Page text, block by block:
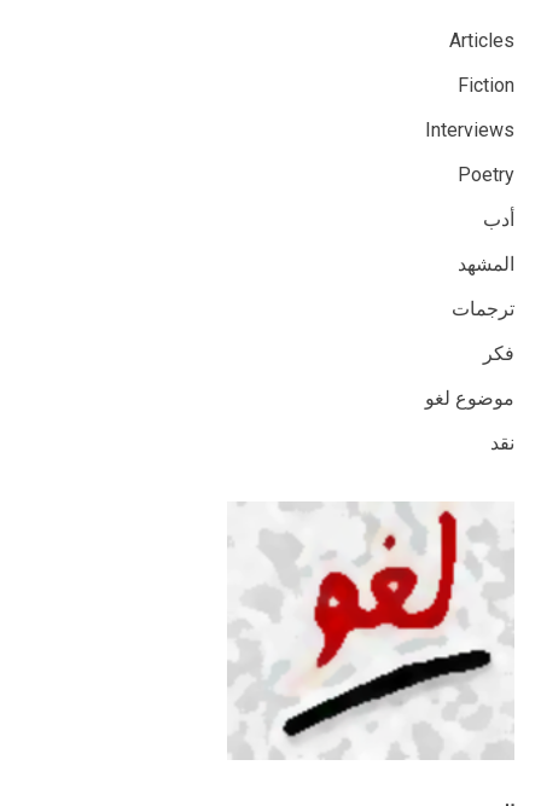
Articles
Fiction
Interviews
Poetry
أدب
المشهد
ترجمات
فكر
موضوع لغو
نقد